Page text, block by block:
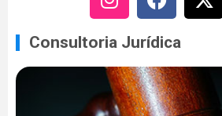
Consultoria Jurídica